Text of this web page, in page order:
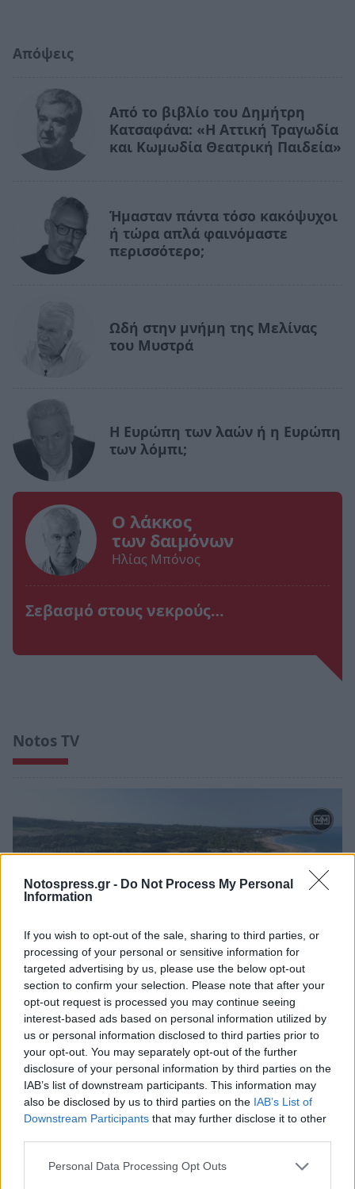
Notospress.gr - Do Not Process My Personal
Information
If you wish to opt-out of the sale, sharing to third parties, or
processing of your personal or sensitive information for
targeted advertising by us, please use the below opt-out
section to confirm your selection. Please note that after your
opt-out request is processed you may continue seeing
interest-based ads based on personal information utilized by
us or personal information disclosed to third parties prior to
your opt-out. You may separately opt-out of the further
disclosure of your personal information by third parties on the
IAB’s list of downstream participants. This information may
also be disclosed by us to third parties on the IAB’s List of
Downstream Participants that may further disclose it to other
Personal Data Processing Opt Outs
Απόψεις
Από το βιβλίο του Δημήτρη
Κατσαφάνα: «Η Αττική Τραγωδία
και Κωμωδία Θεατρική Παιδεία»
Ήμασταν πάντα τόσο κακόψυχοι
ή τώρα απλά φαινόμαστε
περισσότερο;
Ωδή στην μνήμη της Μελίνας
του Μυστρά
Η Ευρώπη των λαών ή η Ευρώπη
των λόμπι;
Ο λάκκος
των δαιμόνων
Ηλίας Μπόνος
Σεβασμό στους νεκρούς…
Notos TV
Η «Χρυσή Ακτή» της Κυλλήνης: Ένας
άγνωστος παράδεισος 5 χιλιομέτρων
03/08/2026 11:21